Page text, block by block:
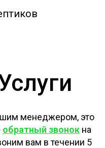
менеджером, это
обратный звонок на
вам в течении 5